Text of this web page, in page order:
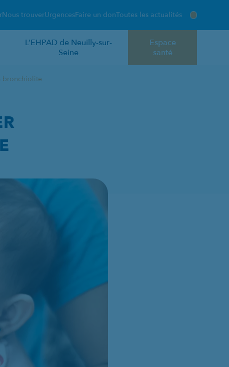
Nous trouverUrgencesFaire un donToutes les actualités
L’EHPAD de Neuilly-sur-
Seine
Espace
santé
bronchiolite